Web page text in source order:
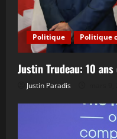
Politique Politique
Justin Trudeau: 10
Justin Paradis